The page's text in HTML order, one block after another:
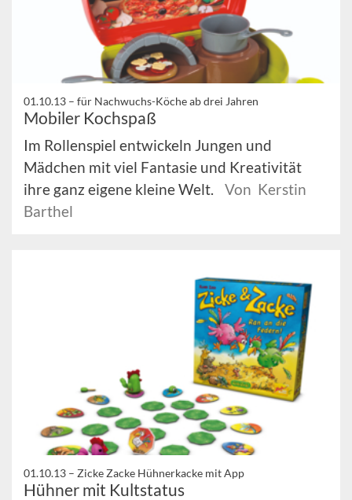
01.10.13 – für Nachwuchs-Köche ab drei Jahren
Mobiler Kochspaß
Im Rollenspiel entwickeln Jungen und
Mädchen mit viel Fantasie und Kreativität
ihre ganz eigene kleine Welt.
Von Kerstin
Barthel
01.10.13 – Zicke Zacke Hühnerkacke mit App
Hühner mit Kultstatus